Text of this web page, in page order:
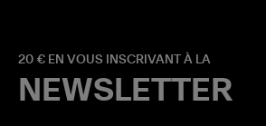
20 € EN VOUS INSCRIVANT À LA
NEWSLETTER